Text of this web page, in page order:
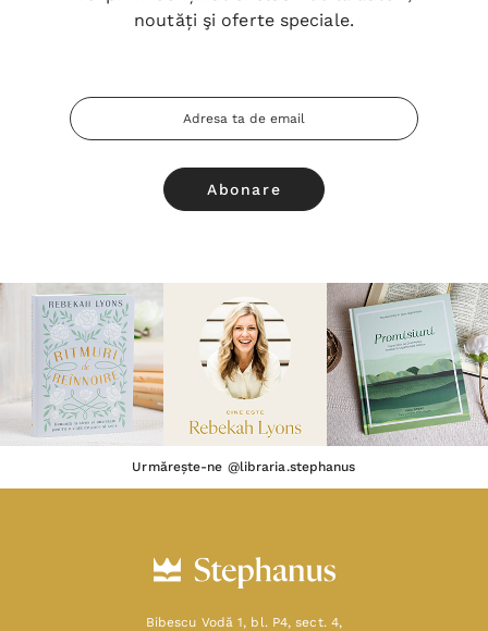
noutăți şi oferte speciale.
Adresa
Email
Urmărește-ne @libraria.stephanus
Bibescu Vodă 1, bl. P4, sect. 4,